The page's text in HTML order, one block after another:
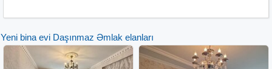
Yeni bina evi Daşınmaz Əmlak elanları